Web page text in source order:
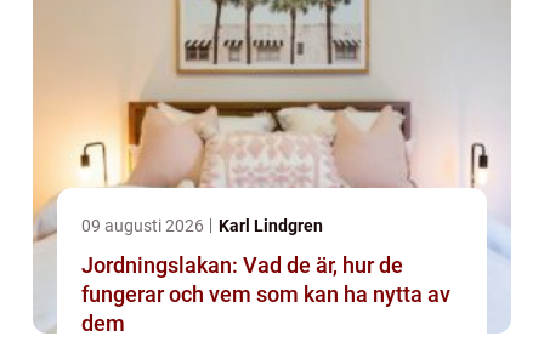
09 augusti 2026 Karl Lindgren
Jordningslakan: Vad de är, hur de
fungerar och vem som kan ha nytta av
dem